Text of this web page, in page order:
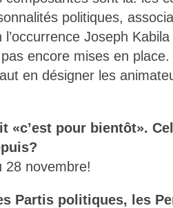
politiques,
l’occurrence Joseph
encore mises en
en désigner les
«c’est pour bientôt».
28 novembre!
Partis politiques, les